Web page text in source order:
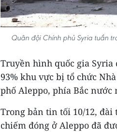
Quân đội Chính phủ Syria tuần
Truyền hình quốc gia
93% khu vực bị tổ chức
phố Aleppo, phía Bắc nước
Trong bản tin tối 10/12,
chiếm đóng ở Aleppo đã